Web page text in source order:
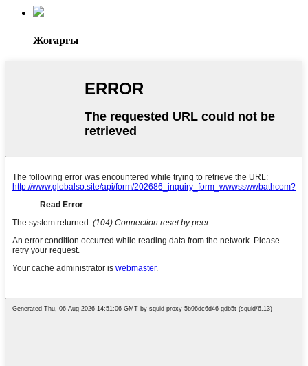
Жоғарғы